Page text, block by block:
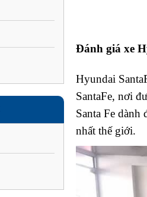
Đánh giá xe
Hyundai
SantaFe, nơi
Santa Fe
nhất thế giới.